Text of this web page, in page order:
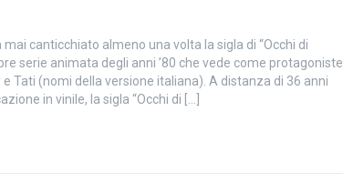
canticchiato almeno una volta la sigla di “Occhi di
serie animata degli anni ’80 che vede come protagoniste
e Tati (nomi della versione italiana). A distanza di 36 anni
in vinile, la sigla “Occhi di […]